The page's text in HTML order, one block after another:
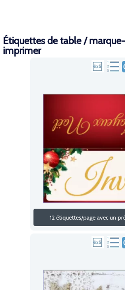
Étiquettes de table /
imprimer
12 étiquettes/page avec un